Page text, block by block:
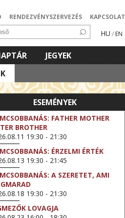
RENDEZVÉNYSZERVEZÉS KAPCSOLAT
HU / EN
JEGYEK
ESEMÉNYEK
FATHER MOTHER
BROTHER
19:30 - 21:30
ÉRZELMI ÉRTÉK
19:30 - 21:45
A SZERETET, AMI
19:30 - 21:30
LOVAGJA